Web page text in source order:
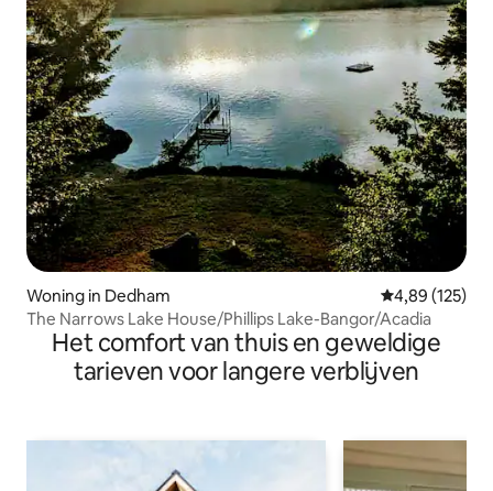
Woning in Dedham Gemiddelde
4,89 (125)
The Narrows Lake House/Phillips Lake-Bangor/Acadia
Het comfort van thuis en geweldige
tarieven voor langere verblijven